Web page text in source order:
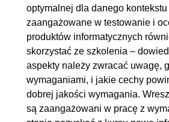
3.2. Wstęp do dokumentacji
wymagań
3.3. Zawartość informacyjna
wymagań
3.4. Szablony dokumentacji
wymagań. Wstęp do metody
przypadków użycia
optymalnej dla danego
zaangażowane w testowanie i
produktów informatycznych
skorzystać ze szkolenia –
aspekty należy zwracać uwagę,
wymaganiami, i jakie cechy
dobrej jakości wymagania.
są zaangażowani w pracę z